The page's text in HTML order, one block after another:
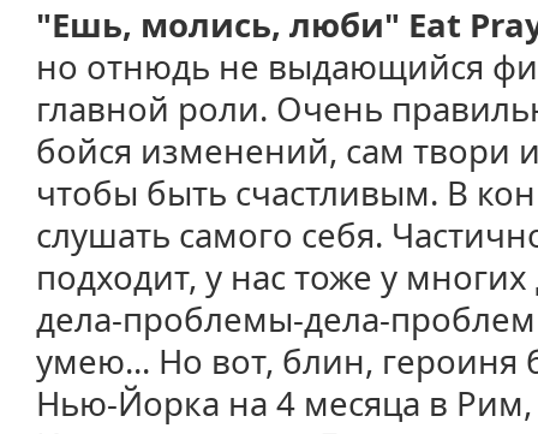
"Ешь, молись, люби" Eat
но отнюдь не выдающийся
главной роли. Очень
бойся изменений, сам твори
чтобы быть счастливым. В
слушать самого себя.
подходит, у нас тоже у
дела-проблемы-дела-
умею... Но вот, блин, героиня
Нью-Йорка на 4 месяца в